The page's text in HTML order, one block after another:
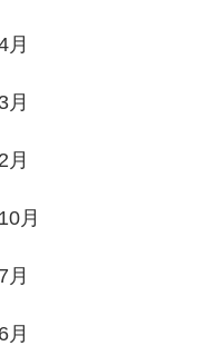
月
月
月
月
月
月